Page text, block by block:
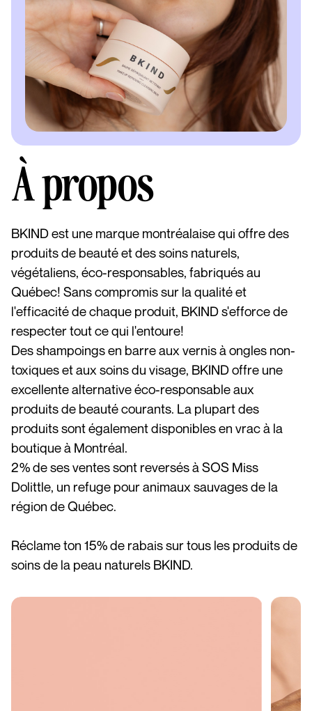
À propos
BKIND est une marque montréalaise qui offre des
produits de beauté et des soins naturels,
végétaliens, éco-responsables, fabriqués au
Québec! Sans compromis sur la qualité et
l'efficacité de chaque produit, BKIND s'efforce de
respecter tout ce qui l'entoure!
Des shampoings en barre aux vernis à ongles non-
toxiques et aux soins du visage, BKIND offre une
excellente alternative éco-responsable aux
produits de beauté courants. La plupart des
produits sont également disponibles en vrac à la
boutique à Montréal.
2% de ses ventes sont reversés à SOS Miss
Dolittle, un refuge pour animaux sauvages de la
région de Québec.
Réclame ton 15% de rabais sur tous les produits de
soins de la peau naturels BKIND.